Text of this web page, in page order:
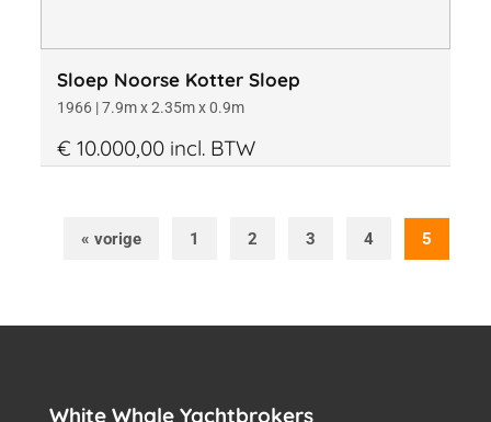
Sloep Noorse Kotter Sloep
1966 | 7.9m x 2.35m x 0.9m
€ 10.000,00 incl. BTW
« vorige 1 2 3 4 5
White Whale Yachtbrokers